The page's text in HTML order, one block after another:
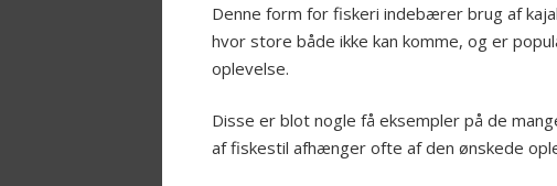
Denne form for fiskeri indebærer brug af
hvor store både ikke kan komme, og er
oplevelse.
Disse er blot nogle få eksempler på de
af fiskestil afhænger ofte af den ønskede